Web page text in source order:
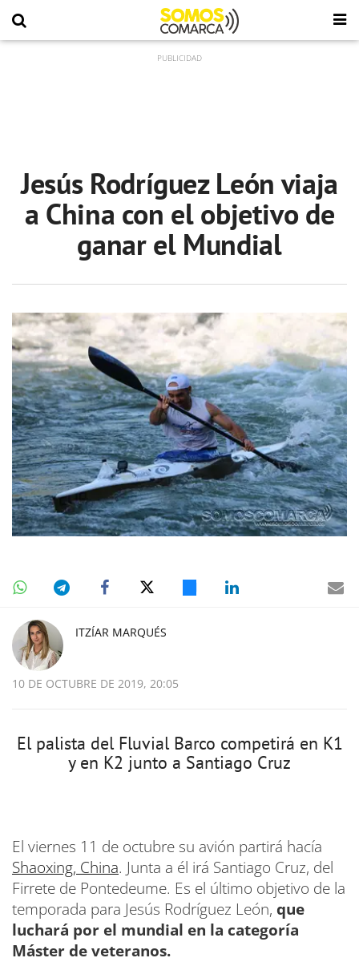
Jesús Rodríguez León viaja
a China con el objetivo de
ganar el Mundial
ITZÍAR MARQUÉS
10 DE OCTUBRE DE 2019, 20:05
El palista del Fluvial Barco competirá en K1
y en K2 junto a Santiago Cruz
El viernes 11 de octubre su avión partirá hacía
Shaoxing, China. Junta a él irá Santiago Cruz, del
Firrete de Pontedeume. Es el último objetivo de la
temporada para Jesús Rodríguez León, que
luchará por el mundial en la categoría
Máster de veteranos.